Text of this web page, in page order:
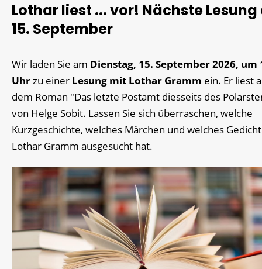
Lothar liest ... vor! Nächste
15. September
Wir laden Sie am Dienstag, 15. September 2026, um
Uhrzu einer Lesung mit Lothar Gramm ein. Er liest
dem Roman "Das letzte Postamt diesseits des
von Helge Sobit. Lassen Sie sich überraschen, welche
Kurzgeschichte, welches Märchen und welches Gedicht
Lothar Gramm ausgesucht hat.